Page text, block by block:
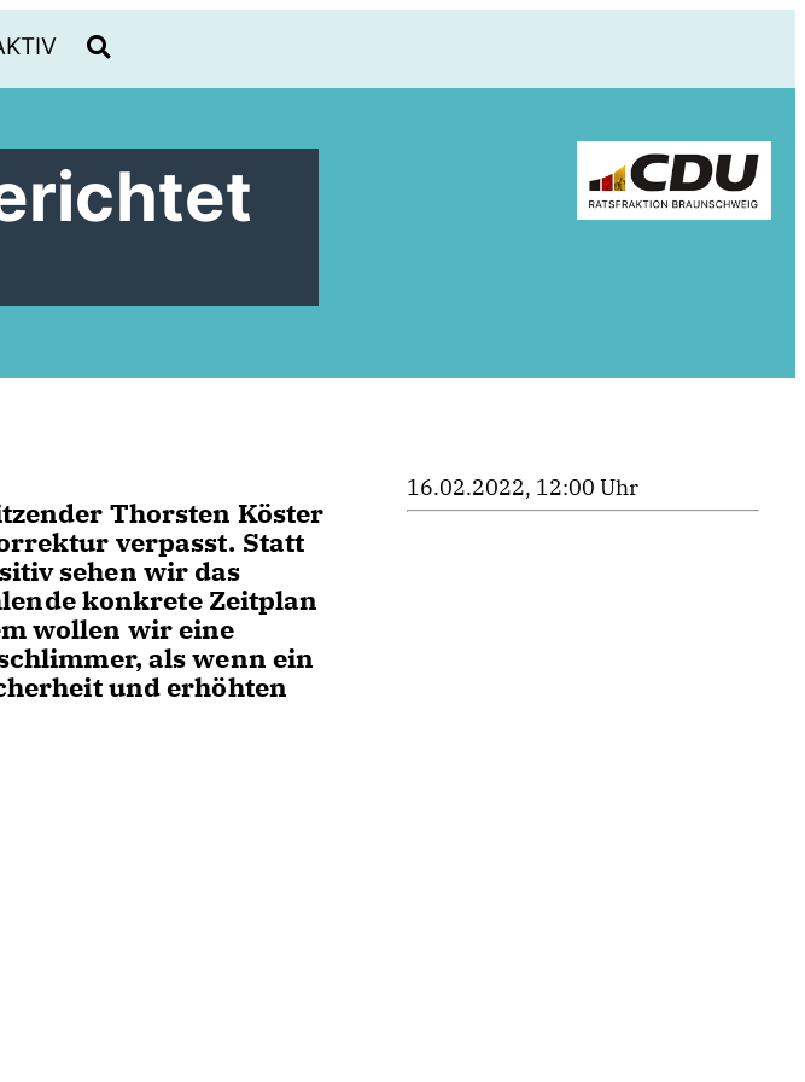
Thorsten Köster
verpasst. Statt
sehen wir das
konkrete Zeitplan
wollen wir eine
als wenn ein
und erhöhten
16.02.2022, 12:00 Uhr